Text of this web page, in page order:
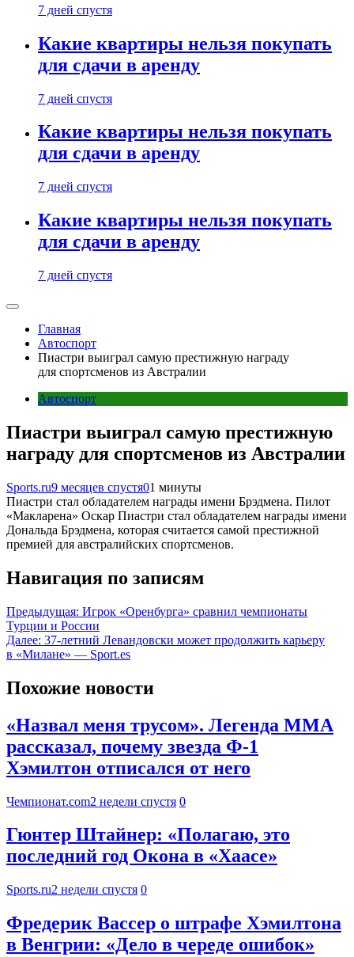
7 дней спустя
Какие квартиры нельзя покупать
для сдачи в аренду
7 дней спустя
Какие квартиры нельзя покупать
для сдачи в аренду
7 дней спустя
Какие квартиры нельзя покупать
для сдачи в аренду
7 дней спустя
Главная
Автоспорт
Пиастри выиграл самую престижную награду
для спортсменов из Австралии
Автоспорт
Пиастри выиграл самую престижную
награду для спортсменов из Австралии
Sports.ru9 месяцев спустя01 минуты
Пиастри стал обладателем награды имени Брэдмена. Пилот
«Макларена» Оскар Пиастри стал обладателем награды имени
Дональда Брэдмена, которая считается самой престижной
премией для австралийских спортсменов.
Навигация по записям
Предыдущая: Игрок «Оренбурга» сравнил чемпионаты
Турции и России
Далее: 37-летний Левандовски может продолжить карьеру
в «Милане» — Sport.es
Похожие новости
«Назвал меня трусом». Легенда ММА
рассказал, почему звезда Ф-1
Хэмилтон отписался от него
Чемпионат.com2 недели спустя 0
Гюнтер Штайнер: «Полагаю, это
последний год Окона в «Хаасе»
Sports.ru2 недели спустя 0
Фредерик Вассер о штрафе Хэмилтона
в Венгрии: «Дело в череде ошибок»